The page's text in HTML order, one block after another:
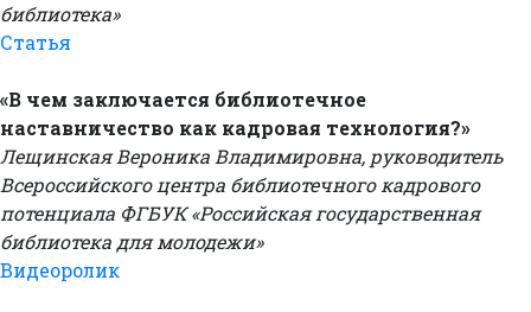
библиотека»
Статья
«В чем заключается библиотечное
наставничество как кадровая технология?»
Лещинская Вероника Владимировна, руководитель
Всероссийского центра библиотечного кадрового
потенциала ФГБУК «Российская государственная
библиотека для молодежи»
Видеоролик